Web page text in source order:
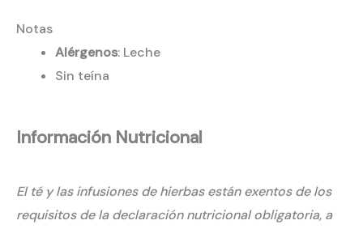
Notas
Alérgenos: Leche
Sin teína
Información Nutricional
El té y las infusiones de hierbas están exentos de los
requisitos de la declaración nutricional obligatoria, a